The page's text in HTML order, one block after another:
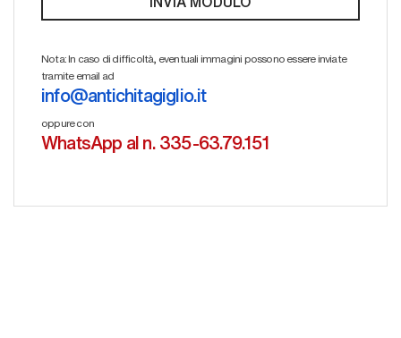
Nota: In caso di difficoltà, eventuali immagini possono essere inviate
tramite email ad
info@antichitagiglio.it
oppure con
WhatsApp al n. 335-63.79.151